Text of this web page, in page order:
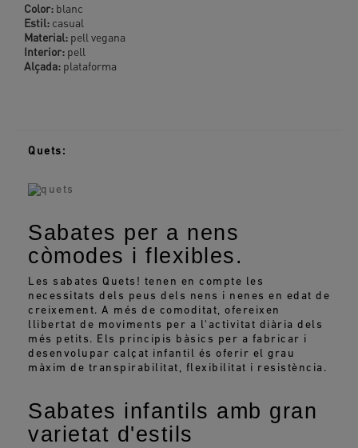
Color: blanc
Estil: casual
Material: pell vegana
Interior: pell
Alçada: plataforma
Quets:
Sabates per a nens
còmodes i flexibles.
Les sabates Quets! tenen en compte les
necessitats dels peus dels nens i nenes en edat de
creixement. A més de comoditat, ofereixen
llibertat de moviments per a l'activitat diària dels
més petits. Els principis bàsics per a fabricar i
desenvolupar calçat infantil és oferir el grau
màxim de transpirabilitat, flexibilitat i resistència.
Sabates infantils amb gran
varietat d'estils